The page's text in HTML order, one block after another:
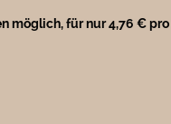
möglich, für nur 4,76 € pro